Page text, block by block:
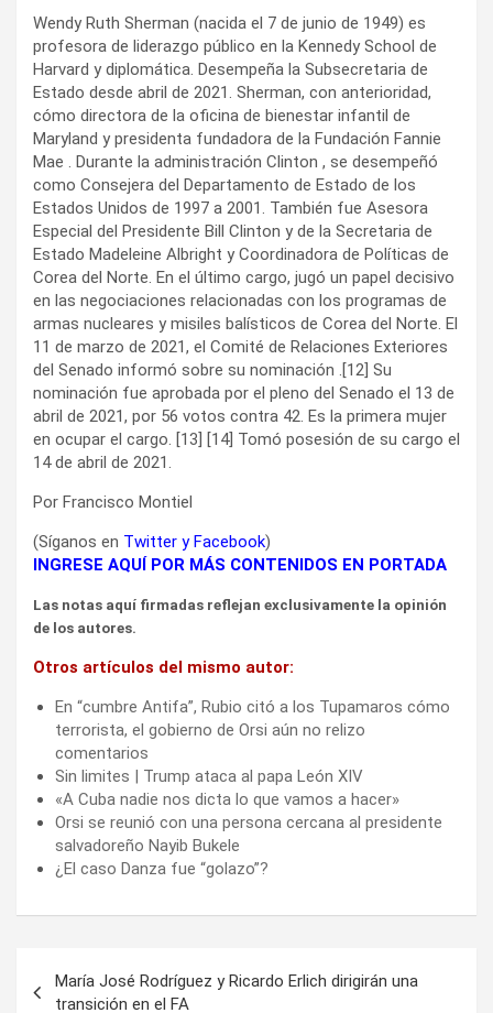
Wendy Ruth Sherman (nacida el 7 de junio de 1949) es
profesora de liderazgo público en la Kennedy School de
Harvard y diplomática. Desempeña la Subsecretaria de
Estado desde abril de 2021. Sherman, con anterioridad,
cómo directora de la oficina de bienestar infantil de
Maryland y presidenta fundadora de la Fundación Fannie
Mae . Durante la administración Clinton , se desempeñó
como Consejera del Departamento de Estado de los
Estados Unidos de 1997 a 2001. También fue Asesora
Especial del Presidente Bill Clinton y de la Secretaria de
Estado Madeleine Albright y Coordinadora de Políticas de
Corea del Norte. En el último cargo, jugó un papel decisivo
en las negociaciones relacionadas con los programas de
armas nucleares y misiles balísticos de Corea del Norte. El
11 de marzo de 2021, el Comité de Relaciones Exteriores
del Senado informó sobre su nominación .[12] Su
nominación fue aprobada por el pleno del Senado el 13 de
abril de 2021, por 56 votos contra 42. Es la primera mujer
en ocupar el cargo. [13] [14] Tomó posesión de su cargo el
14 de abril de 2021.
Por Francisco Montiel
(Síganos en Twitter yFacebook)
INGRESE AQUÍ POR MÁS CONTENIDOS EN PORTADA
Las notas aquí firmadas reflejan exclusivamente la opinión
de los autores.
Otros artículos del mismo autor:
En “cumbre Antifa”, Rubio citó a los Tupamaros cómo
terrorista, el gobierno de Orsi aún no relizo
comentarios
Sin limites | Trump ataca al papa León XIV
«A Cuba nadie nos dicta lo que vamos a hacer»
Orsi se reunió con una persona cercana al presidente
salvadoreño Nayib Bukele
¿El caso Danza fue “golazo”?
de
María José Rodríguez y Ricardo Erlich dirigirán una
transición en el FA